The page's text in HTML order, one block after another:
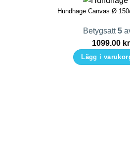
Hundhage Canvas Ø
Betygsatt5
1099.00 kr
Lägg i